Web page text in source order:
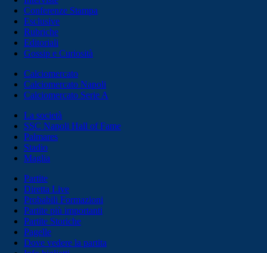
Conferenze Stampa
Esclusive
Rubriche
Editoriali
Gossip e Curiosità
Calciomercato
Calciomercato Napoli
Calciomercato Serie A
La società
SSC Napoli Hall of Fame
Palmares
Stadio
Maglia
Partite
Diretta Live
Probabili Formazioni
Partite più importanti
Partite Storiche
Pagelle
Dove vedere la partita